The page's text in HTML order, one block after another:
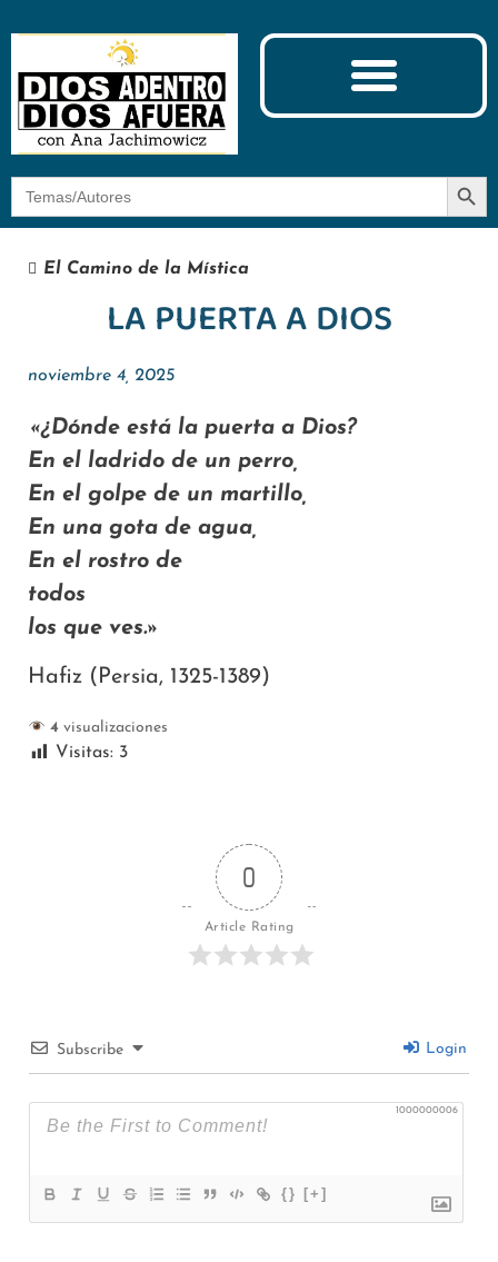
Botón
El Camino de la Mística
LA PUERTA A DIOS
noviembre 4, 2025
«¿Dónde está la puerta a Dios?
En el ladrido de un perro,
En el golpe de un martillo,
En una gota de agua,
En el rostro de
todos
los que ves.»
Hafiz (Persia, 1325-1389)
4visualizaciones
Visitas: 3
0
Article Rating
Subscribe Login
1000000006
{} [+]